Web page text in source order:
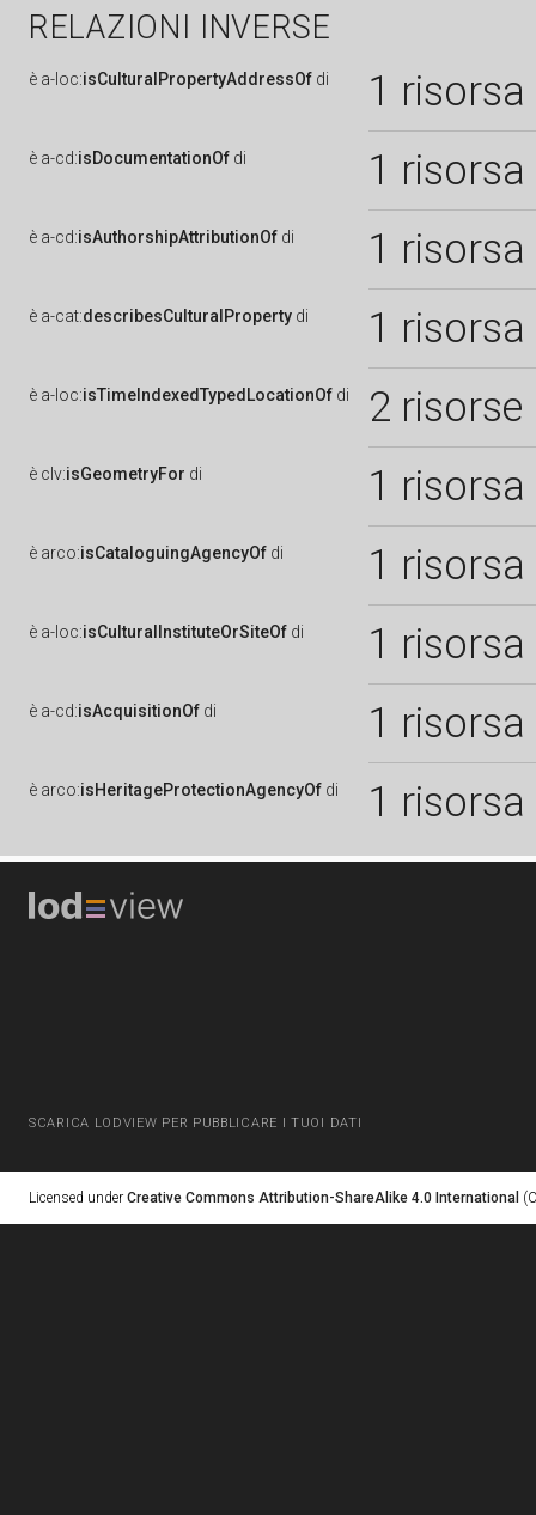
RELAZIONI INVERSE
è a-loc:isCulturalPropertyAddressOf di 1 risorsa
è a-cd:isDocumentationOf di 1 risorsa
è a-cd:isAuthorshipAttributionOf di 1 risorsa
è a-cat:describesCulturalProperty di 1 risorsa
è a-loc:isTimeIndexedTypedLocationOf di 2 risorse
è clv:isGeometryFor di 1 risorsa
è arco:isCataloguingAgencyOf di 1 risorsa
è a-loc:isCulturalInstituteOrSiteOf di 1 risorsa
è a-cd:isAcquisitionOf di 1 risorsa
è arco:isHeritageProtectionAgencyOf di 1 risorsa
SCARICA LODVIEW PER PUBBLICARE I TUOI DATI
Licensed under Creative Commons Attribution-ShareAlike 4.0 International